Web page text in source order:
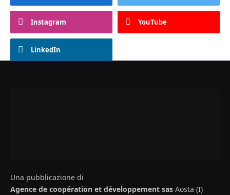
Instagram YouTube
LinkedIn
Una pubblicazione di
Agence de coopération et développement sas Aosta (I)